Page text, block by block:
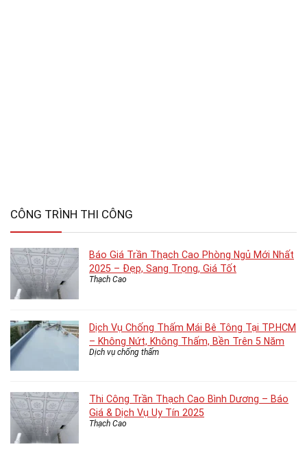
CÔNG TRÌNH THI CÔNG
Báo Giá Trần Thạch Cao Phòng Ngủ Mới Nhất
2025 – Đẹp, Sang Trọng, Giá Tốt
Thạch Cao
Dịch Vụ Chống Thấm Mái Bê Tông Tại TP.HCM
– Không Nứt, Không Thấm, Bền Trên 5 Năm
Dịch vụ chống thấm
Thi Công Trần Thạch Cao Bình Dương – Báo
Giá & Dịch Vụ Uy Tín 2025
Thạch Cao